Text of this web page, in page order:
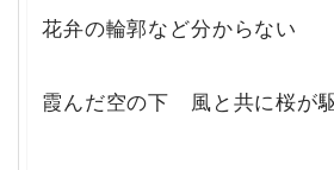
花弁の輪郭など分からない
霞んだ空の下 風と共に桜が